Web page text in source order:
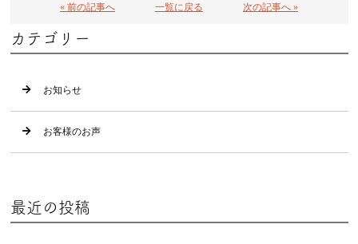
« 前の記事へ 一覧に戻る 次の記事へ »
カテゴリー
お知らせ
お客様のお声
最近の投稿